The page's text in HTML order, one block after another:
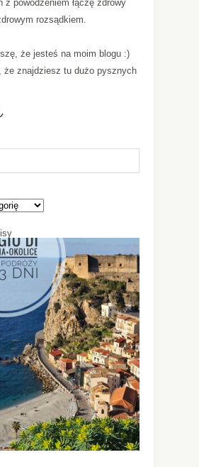
z powodzeniem łączę zdrowy
rozsądkiem.
że jesteś na moim blogu :)
że znajdziesz tu dużo pysznych